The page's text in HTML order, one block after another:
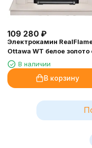
109 280 ₽
Электрокамин
Ottawa WT белое золото
очагом 3D Oregan
В наличии
В корзину